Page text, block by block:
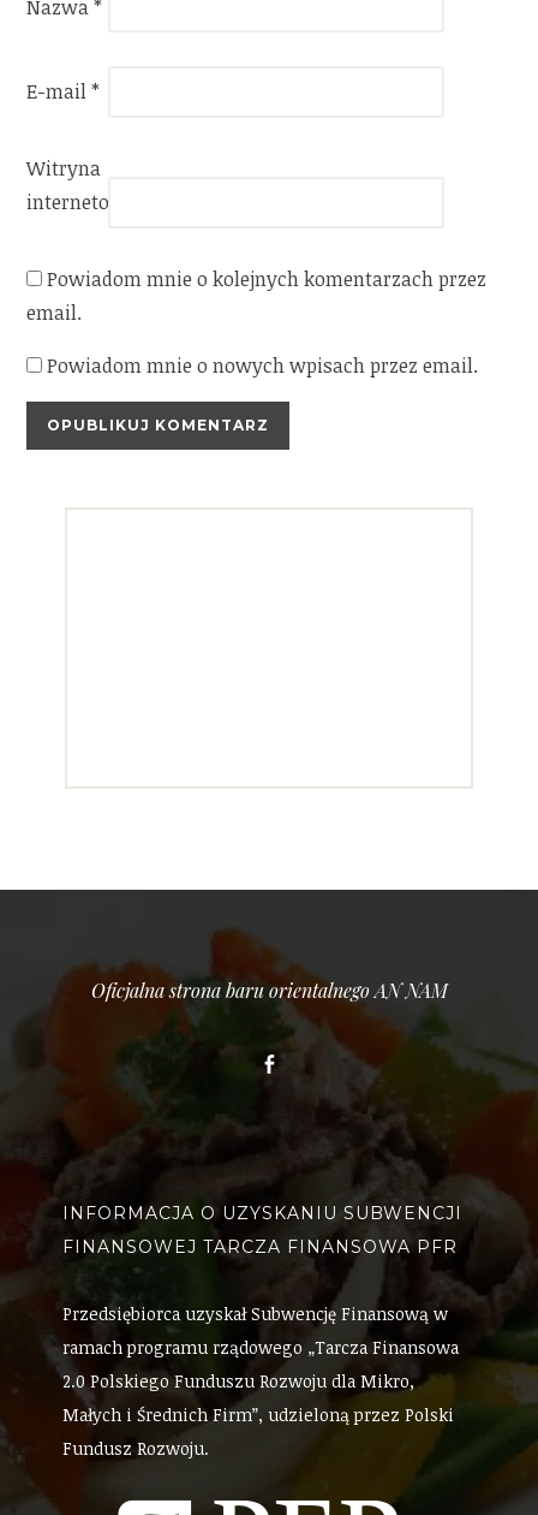
Nazwa*
E-mail*
Witryna
internetowa
Powiadom mnie o kolejnych komentarzach przez
email.
Powiadom mnie o nowych wpisach przez email.
Oficjalna strona baru orientalnego AN NAM
Facebook
INFORMACJA O UZYSKANIU SUBWENCJI
FINANSOWEJ TARCZA FINANSOWA PFR
Przedsiębiorca uzyskał Subwencję Finansową w
ramach programu rządowego „Tarcza Finansowa
2.0 Polskiego Funduszu Rozwoju dla Mikro,
Małych i Średnich Firm”, udzieloną przez Polski
Fundusz Rozwoju.